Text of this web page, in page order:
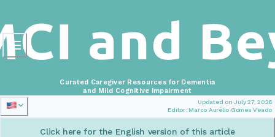
Updated on July 27, 2026
Editor: Marco Aurélio Gomes Veado
Curated Caregiver Resources for Dementia
and Mild Cognitive Impairment
Click here for the English version of this article